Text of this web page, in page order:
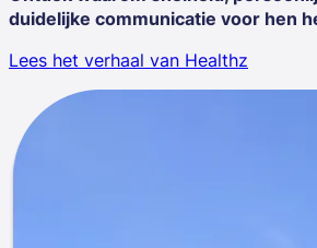
duidelijke communicatie voor hen
Lees het verhaal van Healthz